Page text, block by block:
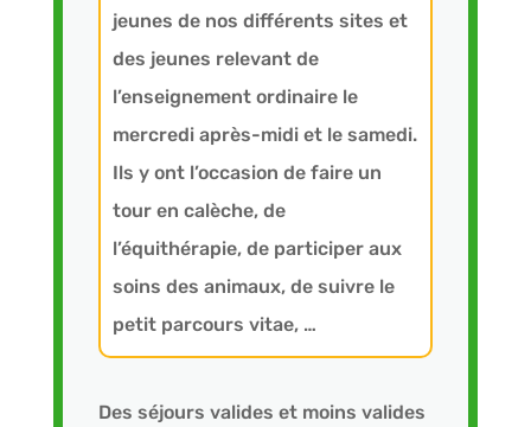
jeunes de nos différents sites et
des jeunes relevant de
l’enseignement ordinaire le
mercredi après-midi et le samedi.
Ils y ont l’occasion de faire un
tour en calèche, de
l’équithérapie, de participer aux
soins des animaux, de suivre le
petit parcours vitae, …
Des séjours valides et moins valides